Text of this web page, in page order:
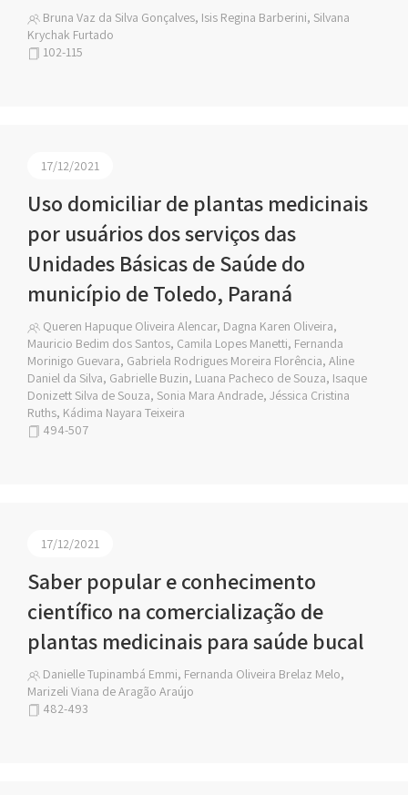
Bruna Vaz da Silva Gonçalves, Isis Regina Barberini, Silvana
Krychak Furtado
102-115
17/12/2021
Uso domiciliar de plantas medicinais
por usuários dos serviços das
Unidades Básicas de Saúde do
município de Toledo, Paraná
Queren Hapuque Oliveira Alencar, Dagna Karen Oliveira,
Mauricio Bedim dos Santos, Camila Lopes Manetti, Fernanda
Morinigo Guevara, Gabriela Rodrigues Moreira Florência, Aline
Daniel da Silva, Gabrielle Buzin, Luana Pacheco de Souza, Isaque
Donizett Silva de Souza, Sonia Mara Andrade, Jéssica Cristina
Ruths, Kádima Nayara Teixeira
494-507
17/12/2021
Saber popular e conhecimento
científico na comercialização de
plantas medicinais para saúde bucal
Danielle Tupinambá Emmi, Fernanda Oliveira Brelaz Melo,
Marizeli Viana de Aragão Araújo
482-493